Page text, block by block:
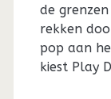
de
rekken
pop aan
kiest Play